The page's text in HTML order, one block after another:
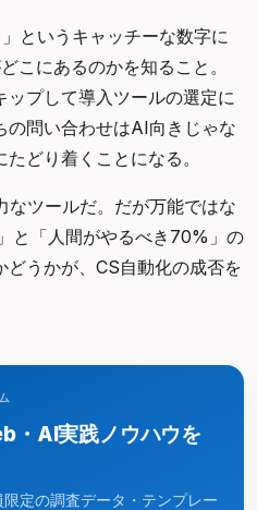
というキャッチーな数字に
こにあるのかを知ること。
プして導入ツールの選定に
の問い合わせはAI向きじゃな
どり着くことになる。
ツールだ。だが万能ではな
と「人間がやるべき70%」の
うかが、CS自動化の成否を
・AI実践ノウハウを
定の調査データ・テンプレー